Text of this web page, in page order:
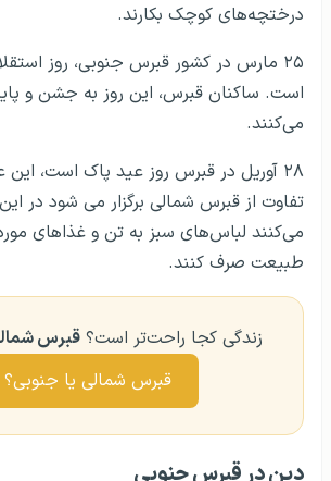
درختچه‌های کوچک بکارند.
۲۵ مارس در کشور قبرس جنوبی، روز
است. ساکنان قبرس، این روز به جشن و
می‌کنند.
۲۸ آوریل در قبرس روز عید پاک است، این
تفاوت از قبرس شمالی برگزار می شود در
می‌کنند لباس‌های سبز به تن و غذاهای
طبیعت صرف کنند.
زندگی کجا راحت‌تر است؟قبرس
قبرس شمالی یا جنوبی؟